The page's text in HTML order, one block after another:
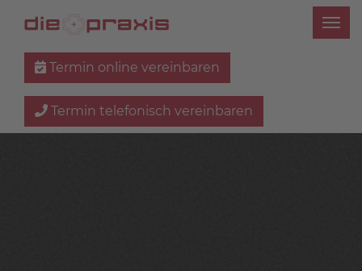
Termin online vereinbaren
Termin telefonisch vereinbaren